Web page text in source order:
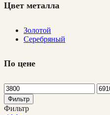
Цвет металла
Золотой
Серебряный
По цене
Фильтр
Фильтр